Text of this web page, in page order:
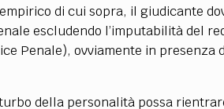
di cui sopra, il giudicante
escludendo l’imputabilità del
Penale), ovviamente in presenza
della personalità possa